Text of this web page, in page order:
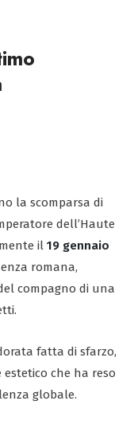
la scomparsa di
dell’Haute
il 19 gennaio
romana,
compagno di una
fatta di sfarzo,
che ha reso
globale.